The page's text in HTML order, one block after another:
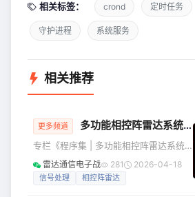
相关标签： crond 定时任务
守护进程 系统服务
相关推荐
更多频道 多功能相控阵雷达系统仿真(含源码全集)
专栏《程序集 | 多功能相控阵雷达系统
仿真》包含于《全场通用》，是众多专
栏中的一个，之前更新的主要内容如
雷达通信电子战 281 2026-04-18
信号处理 相控阵雷达